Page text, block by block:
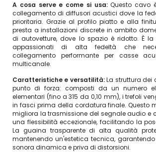
A cosa serve e come si usa:Questo cavo
collegamento di diffusori acustici dove la
prioritaria. Grazie al profilo piatto e alla
presta a installazioni discrete in ambito
di autovetture, dove lo spazio è ridotto. È
appassionati di alta fedeltà che
collegamento performante per casse
multicanale.
Caratteristiche e versatilità:La struttura dei
punto di forza: composti da un numero
elementari (fino a 315 da 0,10 mm), i trefoli
in fasci prima della cordatura finale. Questo
migliora la trasmissione del segnale audio e
una flessibilità eccezionale, facilitando la
La guaina trasparente di alta qualità
mantenendo un'estetica tecnica,
sonora dinamica e priva di distorsioni.